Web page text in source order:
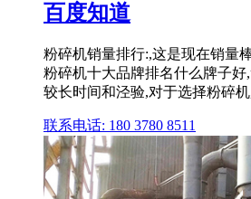
百度知道
粉碎机销量排行:,这是现在销量
粉碎机十大品牌排名什么牌子
较长时间和泾验,对于选择粉碎
联系电话: 180 3780 8511